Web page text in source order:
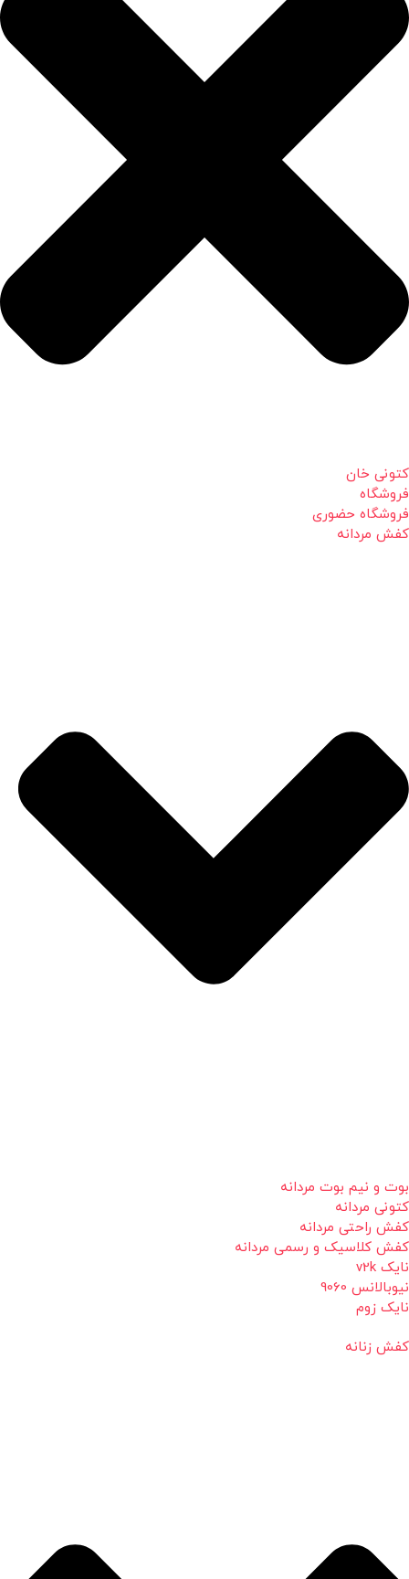
کتونی خان
فروشگاه
فروشگاه حضوری
کفش مردانه
بوت و نیم بوت مردانه
کتونی مردانه
کفش راحتی مردانه
کفش کلاسیک و رسمی مردانه
نایک v2k
نیوبالانس 9060
نایک زوم
کفش زنانه